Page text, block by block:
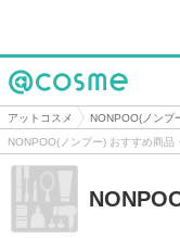
@cosme
アットコスメ NONPOO(ノンプ
NONPOO(ノンプー) おすすめ商品